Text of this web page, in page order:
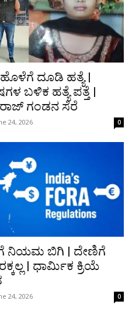
ದೂಡಿ ಹತ್ಯೆ |
ಬಳಿಕ ಹತ್ಯೆ ಪತ್ತೆ |
ಗಂಡನ ಸೆರೆ
24, 2026 0
ನಿಯಮ ಬಿಗಿ | ದೇಣಿಗೆ
| ಧಾರ್ಮಿಕ ಕ್ರಿಯೆ
24, 2026 0